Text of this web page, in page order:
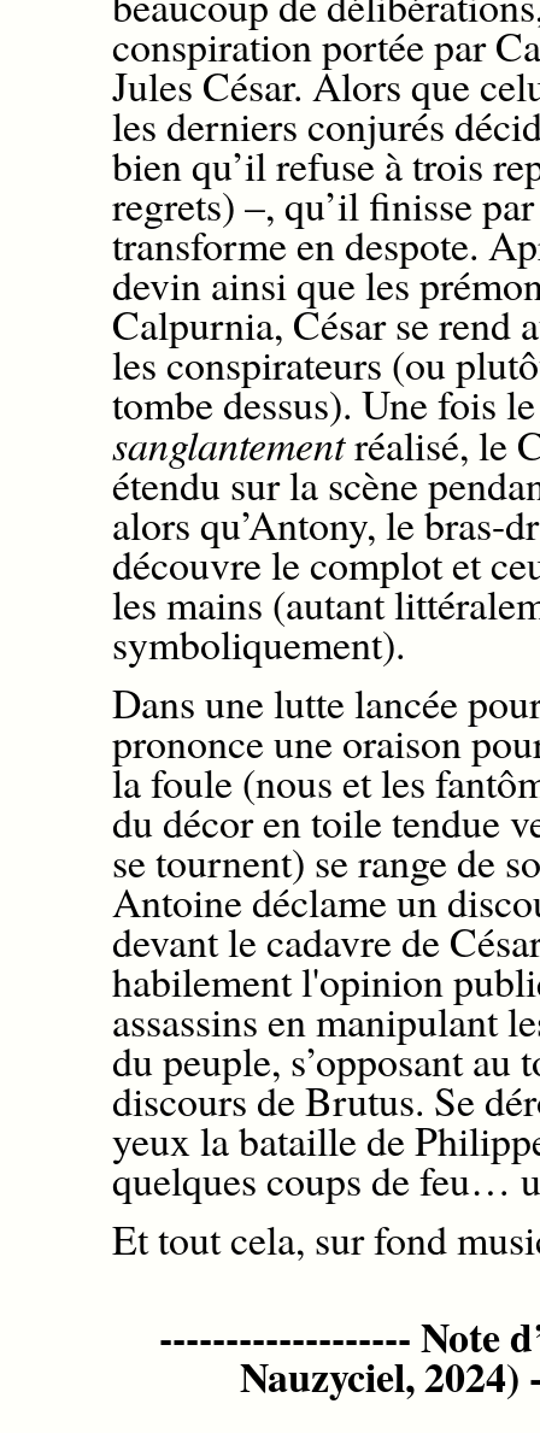
conspiration portée par
Jules César. Alors que
les derniers conjurés
bien qu’il refuse à trois
regrets)–, qu’il finisse
transforme en despote.
devin ainsi que les
Calpurnia, César se rend
les conspirateurs (ou
tombe dessus). Une fois
sanglantementréalisé,le
étendu sur la scène
alors qu’Antony, le bras-
découvrele complotet
les mains (autant
symboliquement).
Dans une lutte lancée
prononce une oraison
la foule(nous et les
du décorentoile tendue
se tournent) se rangede
Antoinedéclameun
devantle cadavre de
habilement l'opinion
assassins en manipulant
du peuple, s’opposantau
discours de Brutus. Se
yeuxla bataille de
quelques coups de feu…
Et tout cela, surfond
------------------- Note
Nauzyciel, 2024)